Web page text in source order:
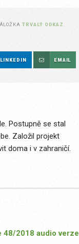
TRVALÝ ODKAZ
LINKEDIN EMAIL
Postupně se stal
Založil projekt
doma i v zahraničí.
48/2018 audio verze